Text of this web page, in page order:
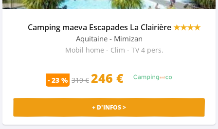
Camping maeva Escapades La Clairière★★★★
Aquitaine - Mimizan
Mobil home - Clim - TV 4 pers.
- 23 % 319 € 246 €
+ D'INFOS >